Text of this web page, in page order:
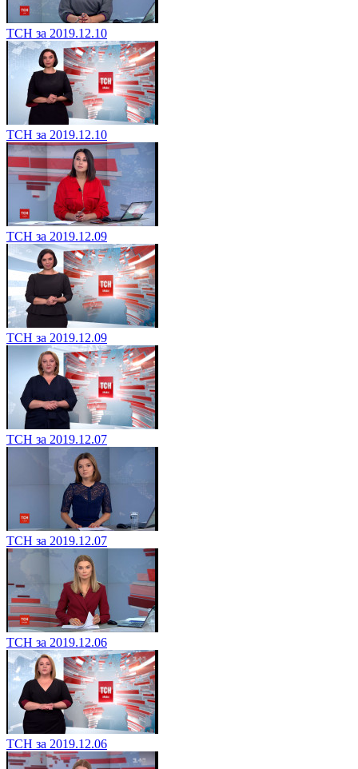
ТСН за 2019.12.10
ТСН за 2019.12.10
ТСН за 2019.12.09
ТСН за 2019.12.09
ТСН за 2019.12.07
ТСН за 2019.12.07
ТСН за 2019.12.06
ТСН за 2019.12.06